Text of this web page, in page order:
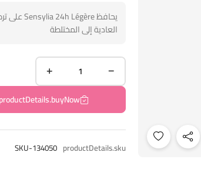
العادية إلى المختلطة
productDetails.buyNow
productDetails.sku
SKU-134050